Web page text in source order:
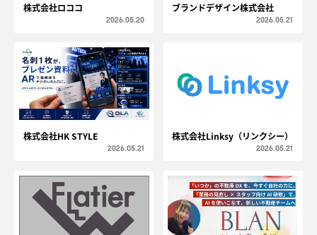
株式会社ロココ
2026.05.20
ブランドデザイン株式会社
2026.05.21
株式会社HK STYLE
2026.05.21
株式会社Linksy（リンクシー）
2026.05.21